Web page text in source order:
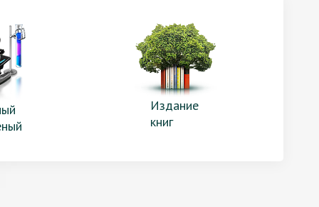
Издание
книг